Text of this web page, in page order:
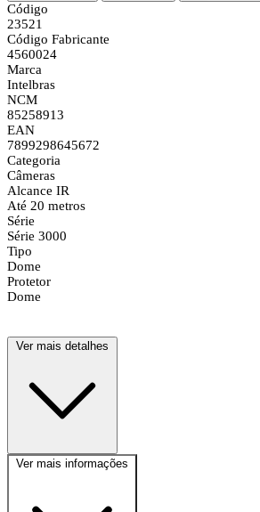
Código
23521
Código Fabricante
4560024
Marca
Intelbras
NCM
85258913
EAN
7899298645672
Categoria
Câmeras
Alcance IR
Até 20 metros
Série
Série 3000
Tipo
Dome
Protetor
Dome
Ver mais detalhes
Ver mais informações